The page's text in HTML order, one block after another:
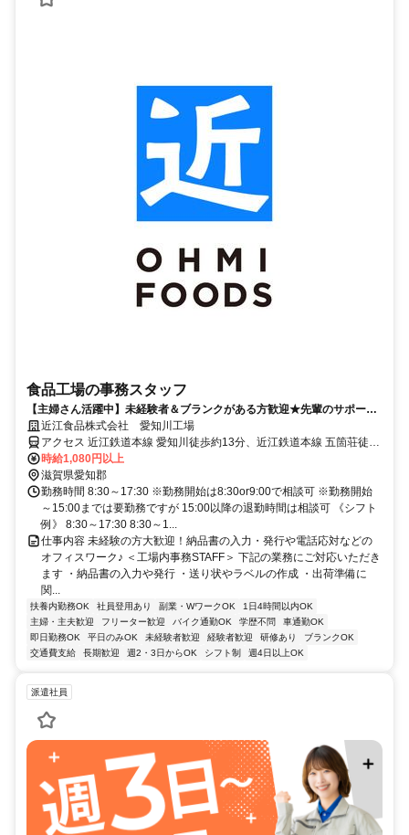
食品工場の事務スタッフ
【主婦さん活躍中】未経験者＆ブランクがある方歓迎★先輩のサポート
もあるので安心です！
近江食品株式会社 愛知川工場
アクセス 近江鉄道本線 愛知川徒歩約13分、近江鉄道本線 五箇荘徒歩
約30分、近江鉄道本線 豊郷（滋賀県）徒歩約52分
時給1,080円以上
滋賀県愛知郡
勤務時間 8:30～17:30 ※勤務開始は8:30or9:00で相談可 ※勤務開始
～15:00までは要勤務ですが 15:00以降の退勤時間は相談可 《シフト
例》 8:30～17:30 8:30～1...
仕事内容 未経験の方大歓迎！納品書の入力・発行や電話応対などの
オフィスワーク♪ ＜工場内事務STAFF＞ 下記の業務にご対応いただき
ます ・納品書の入力や発行 ・送り状やラベルの作成 ・出荷準備に
関...
扶養内勤務OK 社員登用あり 副業・WワークOK
1日4時間以内OK
主婦・主夫歓迎
フリーター歓迎 バイク通勤OK 学歴不問
車通勤OK
即日勤務OK
平日のみOK 未経験者歓迎 経験者歓迎 研修あり
ブランクOK
交通費支給
長期歓迎 週2・3日からOK シフト制 週4日以上OK
派遣社員